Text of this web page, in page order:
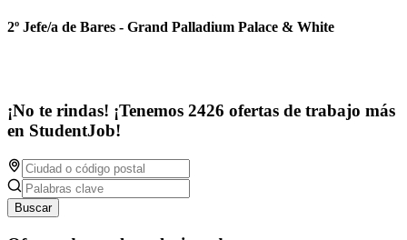
2º Jefe/a de Bares - Grand Palladium Palace & White
¡No te rindas! ¡Tenemos 2426 ofertas de trabajo más
en StudentJob!
Buscar